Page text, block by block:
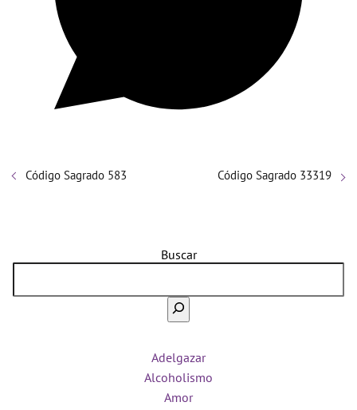
Código Sagrado 583 Código Sagrado 33319
Buscar
Adelgazar
Alcoholismo
Amor